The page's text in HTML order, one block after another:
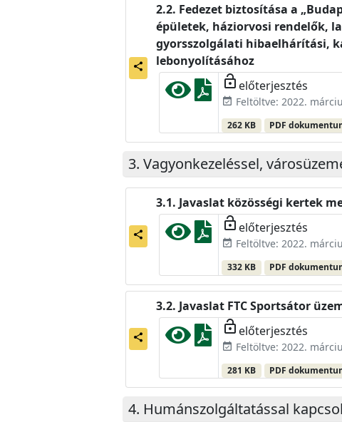
share
Fedezet biztosítása a
épületek, háziorvosi rendelők,
gyorsszolgálati hibaelhárítási,
lebonyolításához
lock_open előterjesztés
event_available Feltöltve: 2022.
262 KB PDF
Vagyonkezeléssel,
share
Javaslat közösségi kertek
lock_open előterjesztés
event_available Feltöltve: 2022.
332 KB PDF
share
Javaslat FTC Sportsátor
lock_open előterjesztés
event_available Feltöltve: 2022.
281 KB PDF
Humánszolgáltatással